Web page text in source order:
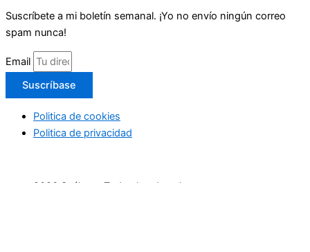
Suscríbete a mi boletín semanal. ¡Yo no envío ningún correo
spam nunca!
Email
Suscríbase
Politica de cookies
Politica de privacidad
2026 Suéltate. Todos los derechos reservaos